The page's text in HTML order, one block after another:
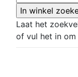
Laat het
of vul het in